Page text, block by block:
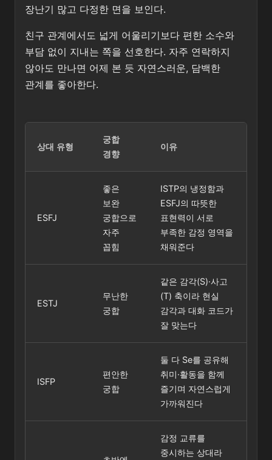
장난기 많고 다정한 면을 보인다.
친구 관계에서도 넓게 어울리기보다 편한 소수와
부담 없이 지내는 쪽을 선호한다. 자주 연락하지
않아도 만나면 어제 본 듯 자연스러운, 담백한
관계를 좋아한다.
상대 유형
궁합
경향
이유
ESFJ
좋은
보완
궁합으로
자주
꼽힘
ISTP의 냉정함과
ESFJ의 따뜻한
표현력이 서로
부족한 감정 영역을
채워준다
ESTJ
무난한
궁합
같은 감각(S)·사고
(T) 축이라 현실
감각과 대화 코드가
잘 맞는다
ISFP
편안한
궁합
둘 다 Se를 공유해
취미·활동을 함께
즐기며 자연스럽게
가까워진다
감정 교류를
중시하는 상대라